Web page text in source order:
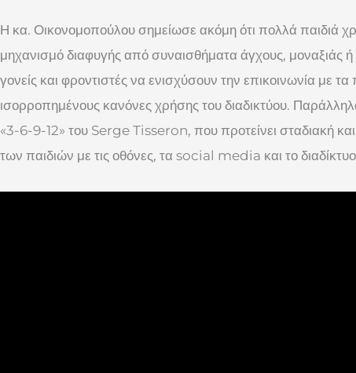
Η κα. Οικονομοπούλου σημείωσε ακόμη ότι πολλά παιδιά
μηχανισμό διαφυγής από συναισθήματα άγχους, μοναξιάς
γονείς και φροντιστές να ενισχύσουν την επικοινωνία με τα
ισορροπημένους κανόνες χρήσης του διαδικτύου.
«3-6-9-12» του Serge Tisseron, που προτείνει σταδιακή
των παιδιών με τις οθόνες, τα social media και το